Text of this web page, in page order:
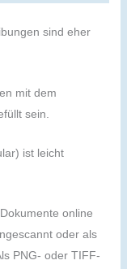
sind eher
mit dem
sein.
ist leicht
online
oder als
PNG- oder TIFF-